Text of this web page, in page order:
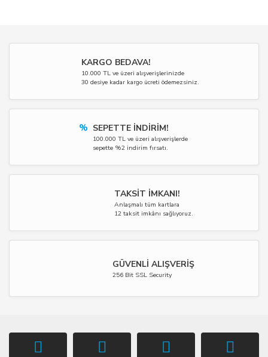
KARGO BEDAVA!
10.000 TL ve üzeri alışverişlerinizde
30 desiye kadar kargo ücreti ödemezsiniz.
% SEPETTE İNDİRİM!
100.000 TL ve üzeri alışverişlerde
sepette %2 indirim fırsatı.
TAKSİT İMKANI!
Anlaşmalı tüm kartlara
12 taksit imkânı sağlıyoruz.
GÜVENLİ ALIŞVERİŞ
256 Bit SSL Security